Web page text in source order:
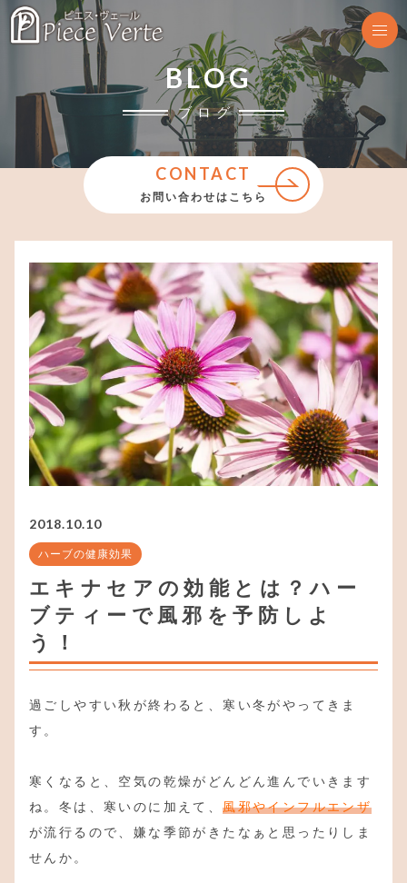
BLOG
ブログ
CONTACT
お問い合わせはこちら
2018.10.10
ハーブの健康効果
エキナセアの効能とは？ハー
ブティーで風邪を予防しよ
う！
過ごしやすい秋が終わると、寒い冬がやってきま
す。
寒くなると、空気の乾燥がどんどん進んでいきます
ね。冬は、寒いのに加えて、風邪やインフルエンザ
が流行るので、嫌な季節がきたなぁと思ったりしま
せんか。